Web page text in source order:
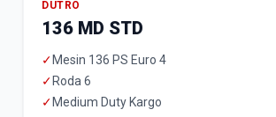
DUTRO
136 MD STD
✓ Mesin 136 PS Euro 4
✓ Roda 6
✓ Medium Duty Kargo